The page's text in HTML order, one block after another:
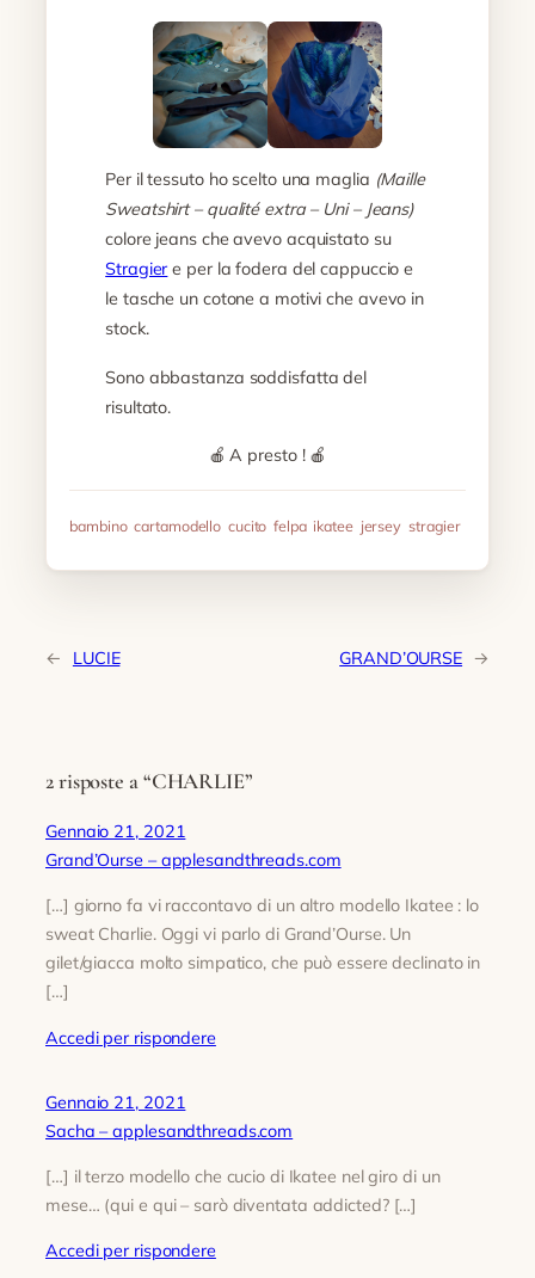
Per il tessuto ho scelto una maglia (Maille
Sweatshirt – qualité extra – Uni – Jeans)
colore jeans che avevo acquistato su
Stragiere per la fodera del cappuccio e
le tasche un cotone a motivi che avevo in
stock.
Sono abbastanza soddisfatta del
risultato.
🍎 A presto ! 🍎
bambino cartamodello cucito felpa ikatee jersey stragier
← LUCIE GRAND’OURSE →
2 risposte a “CHARLIE”
Gennaio 21, 2021
Grand’Ourse – applesandthreads.com
[…] giorno fa vi raccontavo di un altro modello Ikatee : lo
sweat Charlie. Oggi vi parlo di Grand’Ourse. Un
gilet/giacca molto simpatico, che può essere declinato in
[…]
Accedi per rispondere
Gennaio 21, 2021
Sacha – applesandthreads.com
[…] il terzo modello che cucio di Ikatee nel giro di un
mese… (qui e qui – sarò diventata addicted? […]
Accedi per rispondere